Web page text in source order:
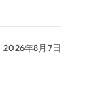
2026年8月7日